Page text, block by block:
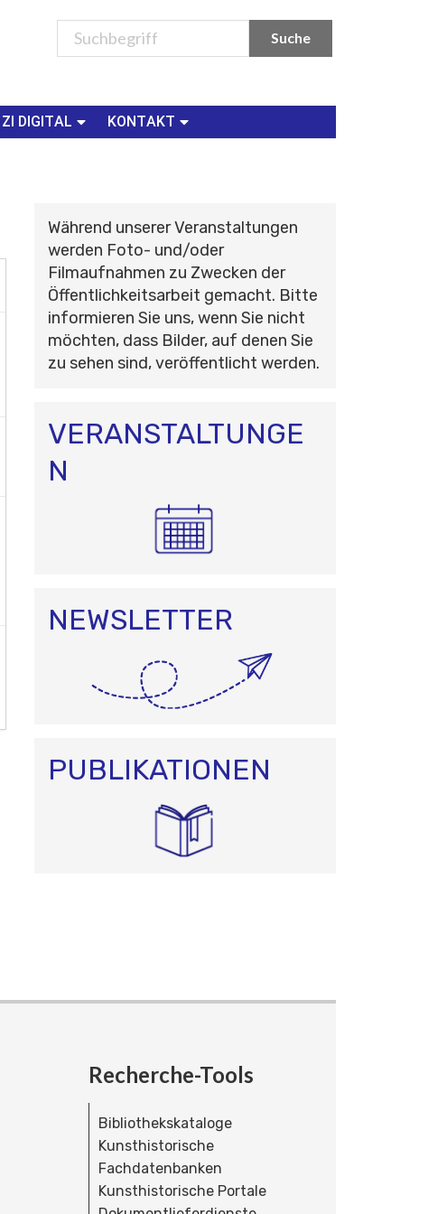
ZI DIGITAL
KONTAKT
Während unserer Veranstaltungen
werden Foto- und/oder
Filmaufnahmen zu Zwecken der
Öffentlichkeitsarbeit gemacht. Bitte
informieren Sie uns, wenn Sie nicht
möchten, dass Bilder, auf denen Sie
zu sehen sind, veröffentlicht werden.
VERANSTALTUNGE
N
NEWSLETTER
PUBLIKATIONEN
Recherche-Tools
Bibliothekskataloge
Kunsthistorische
Fachdatenbanken
Kunsthistorische Portale